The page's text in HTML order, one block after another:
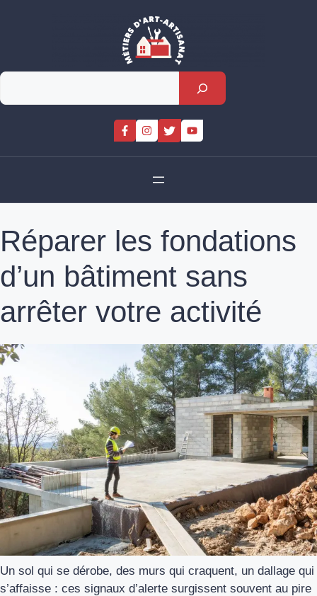
Rechercher
Réparer les fondations
d’un bâtiment sans
arrêter votre activité
Un sol qui se dérobe, des murs qui craquent, un dallage qui
s’affaisse : ces signaux d’alerte surgissent souvent au pire